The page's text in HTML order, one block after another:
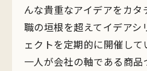
んな貴重なアイデアをカ
職の垣根を超えてイデアシ
ェクトを定期的に開催し
一人が会社の軸である商品